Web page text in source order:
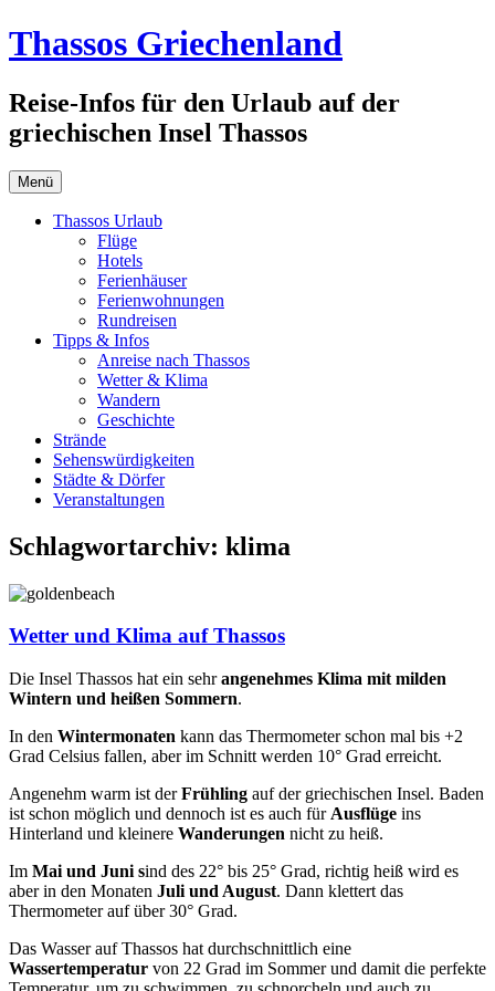
Zum
Inhalt
Thassos Griechenland
Reise-Infos für den Urlaub auf der
griechischen Insel Thassos
Menü
Thassos Urlaub
Flüge
Hotels
Ferienhäuser
Ferienwohnungen
Rundreisen
Tipps & Infos
Anreise nach Thassos
Wetter & Klima
Wandern
Geschichte
Strände
Sehenswürdigkeiten
Städte & Dörfer
Veranstaltungen
Schlagwortarchiv: klima
Wetter und Klima auf Thassos
Die Insel Thassos hat ein sehrangenehmes Klima mit milden
Wintern und heißen Sommern.
In den Wintermonaten kann das Thermometer schon mal bis +2
Grad Celsius fallen, aber im Schnitt werden 10° Grad erreicht.
Angenehm warm ist derFrühling auf der griechischen Insel. Baden
ist schon möglich und dennoch ist es auch für Ausflüge ins
Hinterland und kleinere Wanderungen nicht zu heiß.
Im Mai und Juni sind des 22° bis 25° Grad, richtig heiß wird es
aber in den Monaten Juli und August. Dann klettert das
Thermometer auf über 30° Grad.
Das Wasser auf Thassos hat durchschnittlich eine
Wassertemperatur von 22 Grad im Sommer und damit die perfekte